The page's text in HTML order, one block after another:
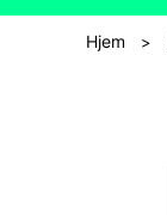
Hjem >